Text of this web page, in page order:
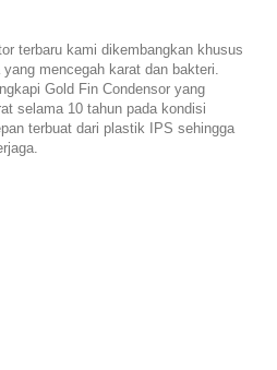
terbaru kami dikembangkan khusus
mencegah karat dan bakteri.
Gold Fin Condensor yang
selama 10 tahun pada kondisi
terbuat dari plastik IPS sehingga